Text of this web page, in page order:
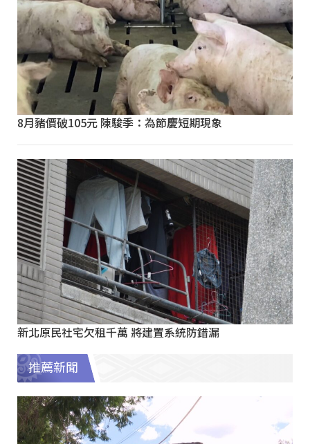
8月豬價破105元 陳駿季：為節慶短期現象
新北原民社宅欠租千萬 將建置系統防錯漏
推薦新聞